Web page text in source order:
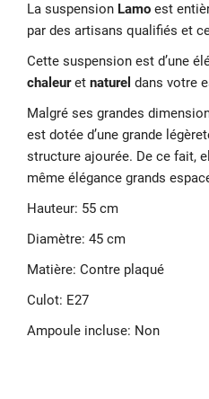
La suspension Lamo est
par des artisans qualifiés et
Cette suspension est d’une
chaleuret naturel dans votre
Malgré ses grandes
est dotée d’une grande
structure ajourée. De ce fait,
même élégance grands
Hauteur: 55 cm
Diamètre: 45 cm
Matière: Contre plaqué
Culot: E27
Ampoule incluse: Non